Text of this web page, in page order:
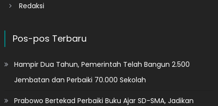
Redaksi
Pos-pos Terbaru
Hampir Dua Tahun, Pemerintah Telah Bangun 2.500
Jembatan dan Perbaiki 70.000 Sekolah
Prabowo Bertekad Perbaiki Buku Ajar SD-SMA, Jadikan